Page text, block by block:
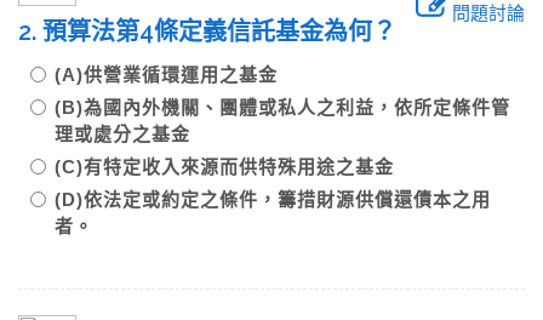
問題討論
2. 預算法第4條定義信託基金為何？
(A)供營業循環運用之基金
(B)為國內外機關、團體或私人之利益，依所定條件管
理或處分之基金
(C)有特定收入來源而供特殊用途之基金
(D)依法定或約定之條件，籌措財源供償還債本之用
者。